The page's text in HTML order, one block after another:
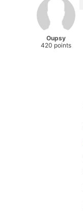
Oupsy
420 points